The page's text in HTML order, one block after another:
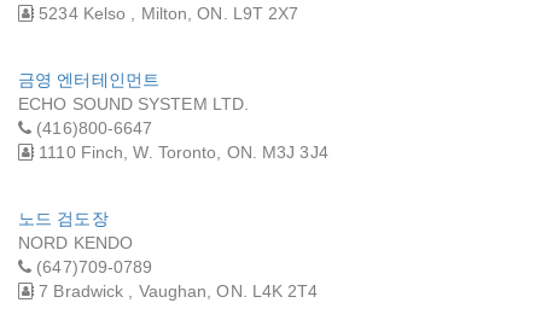
5234 Kelso , Milton, ON. L9T 2X7
금영 엔터테인먼트
ECHO SOUND SYSTEM LTD.
(416)800-6647
1110 Finch, W. Toronto, ON. M3J 3J4
노드 검도장
NORD KENDO
(647)709-0789
7 Bradwick , Vaughan, ON. L4K 2T4